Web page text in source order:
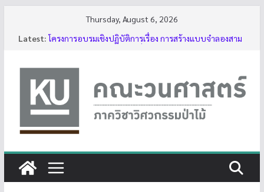
Thursday, August 6, 2026
Latest: โครงการอบรมเชิงปฏิบัติการเรื่อง การสร้างแบบจำลองสาม
กิจกรรมนิสิต ปีการศึกษา 2569
ทุนสนับสนุนโครงงานนิสิตผ่านอาจารย์ที่ปรึกษา
บรรยากาศการอบรมเชิงปฏิบัติการเรื่อง การสร้างแบบ
จำลองสามมิติของต้นไม้ด้วย LiDAR รุ่นที่ 5